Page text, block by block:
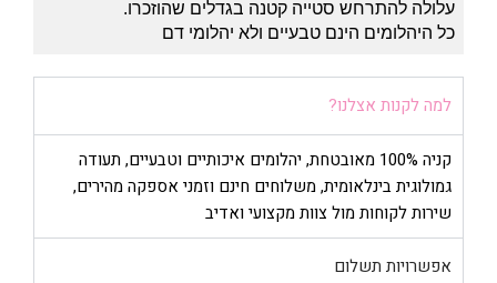
עלולה להתרחש סטייה קטנה בגדלים שהוזכרו.
כל היהלומים הינם טבעיים ולא יהלומי דם
למה לקנות אצלנו?
קניה 100% מאובטחת, יהלומים איכותיים וטבעיים, תעודה
גמולוגית בינלאומית, משלוחים חינם וזמני אספקה מהירים,
שירות לקוחות מול צוות מקצועי ואדיב
אפשרויות תשלום